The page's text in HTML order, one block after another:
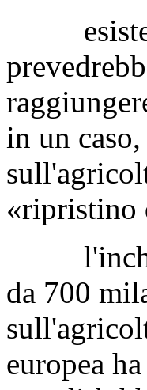
in un
«ripristino
da 700
europea